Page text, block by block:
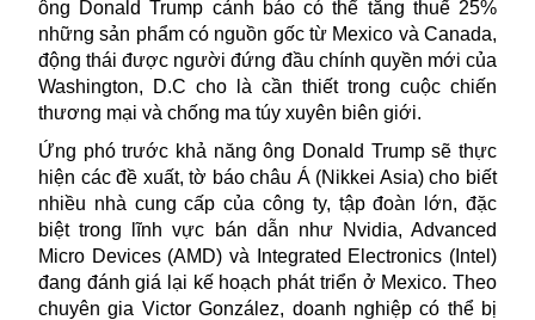
ông Donald Trump cảnh báo có thể tăng thuế 25%
những sản phẩm có nguồn gốc từ Mexico và Canada,
động thái được người đứng đầu chính quyền mới của
Washington, D.C cho là cần thiết trong cuộc chiến
thương mại và chống ma túy xuyên biên giới.
Ứng phó trước khả năng ông Donald Trump sẽ thực
hiện các đề xuất, tờ báo châu Á (Nikkei Asia) cho biết
nhiều nhà cung cấp của công ty, tập đoàn lớn, đặc
biệt trong lĩnh vực bán dẫn như Nvidia, Advanced
Micro Devices (AMD) và Integrated Electronics (Intel)
đang đánh giá lại kế hoạch phát triển ở Mexico. Theo
chuyên gia Victor González, doanh nghiệp có thể bị